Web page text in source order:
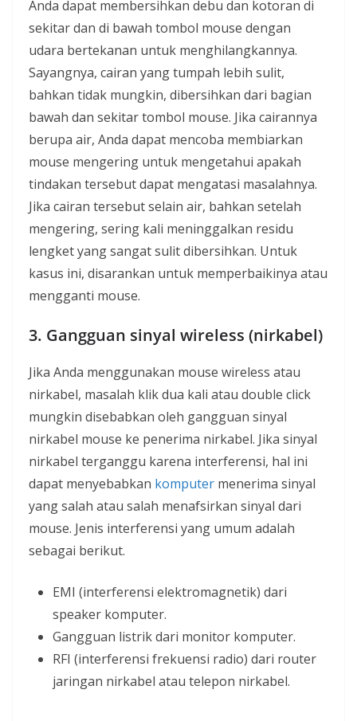
Anda dapat membersihkan debu dan kotoran di
sekitar dan di bawah tombol mouse dengan
udara bertekanan untuk menghilangkannya.
Sayangnya, cairan yang tumpah lebih sulit,
bahkan tidak mungkin, dibersihkan dari bagian
bawah dan sekitar tombol mouse. Jika cairannya
berupa air, Anda dapat mencoba membiarkan
mouse mengering untuk mengetahui apakah
tindakan tersebut dapat mengatasi masalahnya.
Jika cairan tersebut selain air, bahkan setelah
mengering, sering kali meninggalkan residu
lengket yang sangat sulit dibersihkan. Untuk
kasus ini, disarankan untuk memperbaikinya atau
mengganti mouse.
3. Gangguan sinyal wireless (nirkabel)
Jika Anda menggunakan mouse wireless atau
nirkabel, masalah klik dua kali atau double click
mungkin disebabkan oleh gangguan sinyal
nirkabel mouse ke penerima nirkabel. Jika sinyal
nirkabel terganggu karena interferensi, hal ini
dapat menyebabkan komputer menerima sinyal
yang salah atau salah menafsirkan sinyal dari
mouse. Jenis interferensi yang umum adalah
sebagai berikut.
EMI (interferensi elektromagnetik) dari
speaker komputer.
Gangguan listrik dari monitor komputer.
RFI (interferensi frekuensi radio) dari router
jaringan nirkabel atau telepon nirkabel.